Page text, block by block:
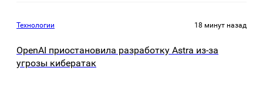
Технологии 18 минут назад
OpenAI приостановила разработку Astra из-за
угрозы кибератак